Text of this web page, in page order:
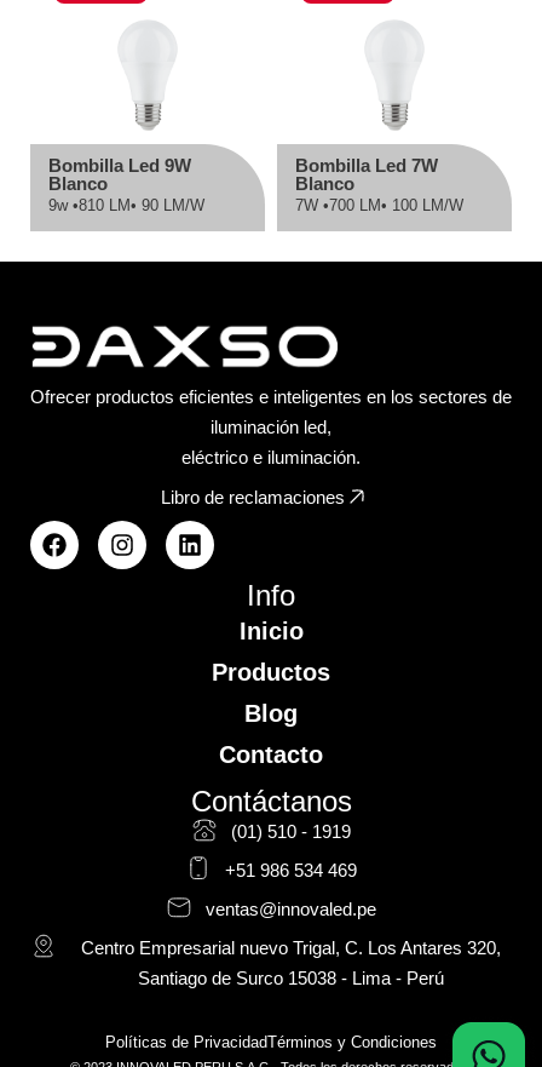
Bombilla Led 9W
Blanco
9w •810 LM• 90 LM/W
Bombilla Led 7W
Blanco
7W •700 LM• 100 LM/W
Ofrecer productos eficientes e inteligentes en los sectores de
iluminación led,
eléctrico e iluminación.
Libro de reclamaciones
Info
Inicio
Productos
Blog
Contacto
Contáctanos
(01) 510 - 1919
+51 986 534 469
ventas@innovaled.pe
Centro Empresarial nuevo Trigal, C. Los Antares 320,
Santiago de Surco 15038 - Lima - Perú
Políticas de PrivacidadTérminos y Condiciones